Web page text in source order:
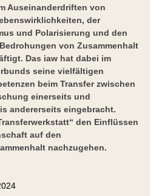
Auseinanderdriften von
der
und Polarisierung und den
von Zusammenhalt
Das iaw hat dabei im
seine vielfältigen
beim Transfer zwischen
einerseits und
andererseits eingebracht.
den Einflüssen
auf den
nachzugehen.